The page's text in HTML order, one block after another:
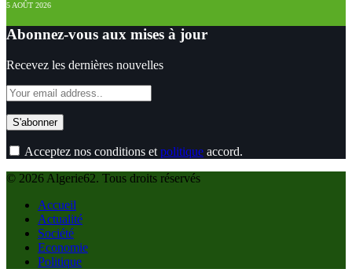
5 AOÛT 2026
Abonnez-vous aux mises à jour
Recevez les dernières nouvelles
Acceptez nos conditions et politique accord.
© 2026 Algerie62. Tous droits réservés
Accueil
Actualité
Société
Economie
Politique